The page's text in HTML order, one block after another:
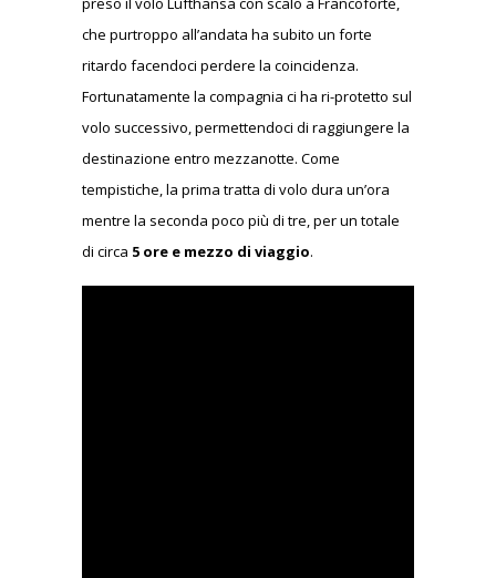
che purtroppo all’andata ha subito un forte
ritardo facendoci perdere la coincidenza.
Fortunatamente la compagnia ci ha ri-protetto sul
volo successivo, permettendoci di raggiungere la
destinazione entro mezzanotte. Come
tempistiche, la prima tratta di volo dura un’ora
mentre la seconda poco più di tre, per un totale
di circa 5 ore e mezzo di viaggio.